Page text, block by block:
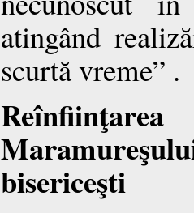
atingând
scurtă vreme” .
bisericeşti